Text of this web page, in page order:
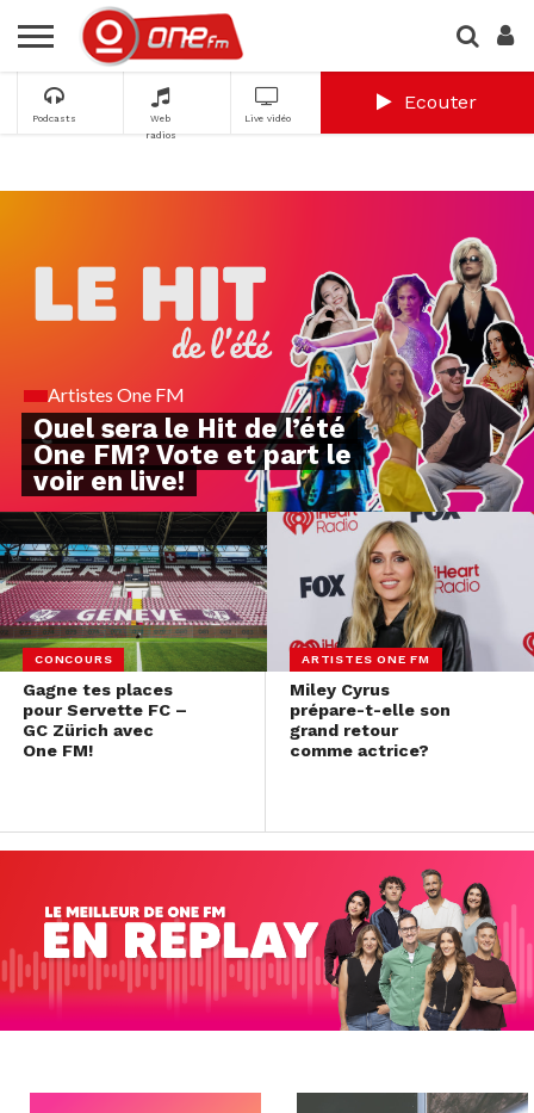
Podcasts
Web
radios
Live vidéo
Ecouter
Artistes One FM
Quel sera le Hit de l’été
One FM? Vote et part le
voir en live!
CONCOURS
Gagne tes places
pour Servette FC –
GC Zürich avec
One FM!
ARTISTES ONE FM
Miley Cyrus
prépare-t-elle son
grand retour
comme actrice?